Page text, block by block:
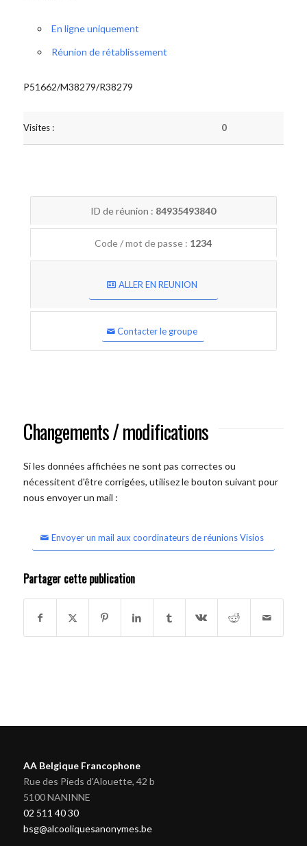
En ligne uniquement
Réunion de rétablissement
P51662/M38279/R38279
Visites : 0
ID de réunion : 84935493840
Code / mot de passe : 1234
ALLER EN REUNION
Contacter le groupe
Changements / modifications
Si les données affichées ne sont pas correctes ou
nécessitent d'être corrigées, utilisez le bouton suivant pour
nous envoyer un mail :
Envoyer un mail aux coordinateurs de réunions Visios
Partager cette publication
AA Belgique Francophone
Rue des Pieds d'Alouette, 42 b
5100 NANINNE
02 511 40 30
bsg@alcooliquesanonymes.be